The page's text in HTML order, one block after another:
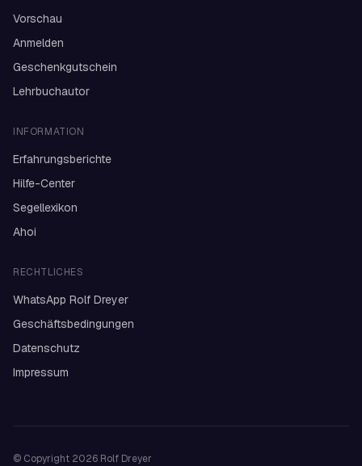
Vorschau
Anmelden
Geschenkgutschein
Lehrbuchautor
INFORMATION
Erfahrungsberichte
Hilfe-Center
Segellexikon
Ahoi
RECHTLICHES
WhatsApp Rolf Dreyer
Geschäftsbedingungen
Datenschutz
Impressum
© Copyright 2026 Rolf Dreyer